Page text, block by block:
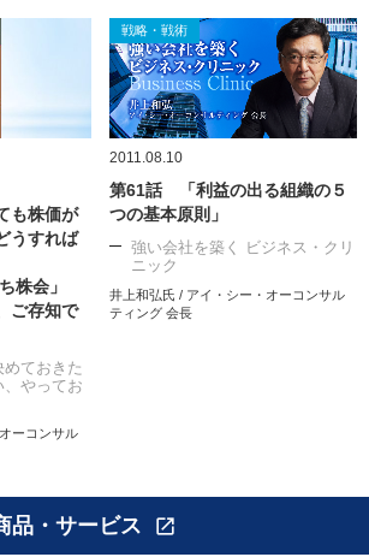
も株価が
うすれば
株会」
ご存知で
ておきた
、やってお
ーコンサル
戦略・戦術
2011.08.10
第61話 「利益の出る組織の５
つの基本原則」
強い会社を築く ビジネス・クリ
ニック
井上和弘氏 / アイ・シー・オーコンサル
ティング 会長
品・サービス open_in_new